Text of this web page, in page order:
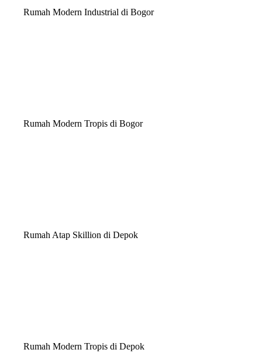
Rumah Modern Industrial di Bogor
Rumah Modern Tropis di Bogor
Rumah Atap Skillion di Depok
Rumah Modern Tropis di Depok